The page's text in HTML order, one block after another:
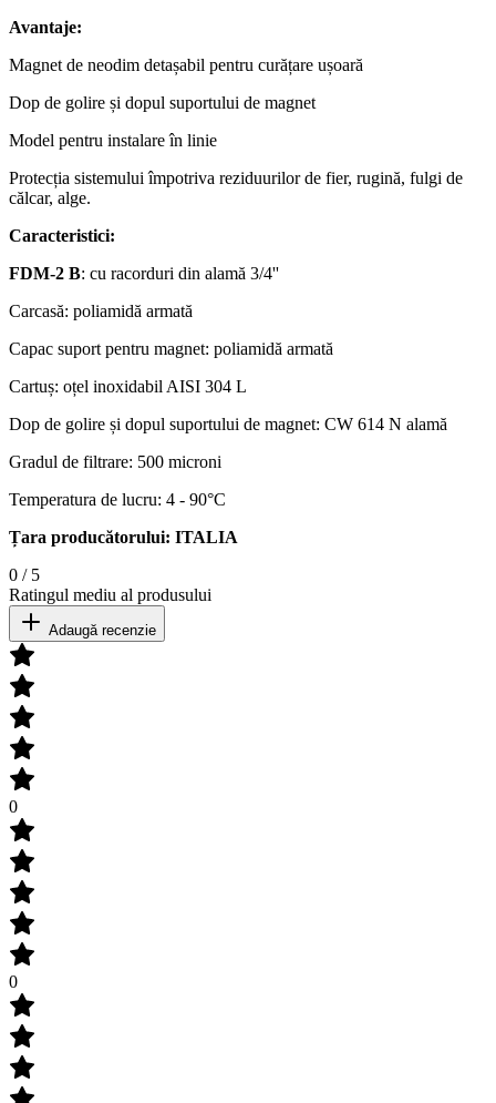
Avantaje:
Magnet de neodim detașabil pentru curățare ușoară
Dop de golire și dopul suportului de magnet
Model pentru instalare în linie
Protecția sistemului împotriva reziduurilor de fier, rugină, fulgi de
călcar, alge.
Caracteristici:
FDM-2 B: cu racorduri din alamă 3/4''
Carcasă: poliamidă armată
Capac suport pentru magnet: poliamidă armată
Cartuș: oțel inoxidabil AISI 304 L
Dop de golire și dopul suportului de magnet: CW 614 N alamă
Gradul de filtrare: 500 microni
Temperatura de lucru: 4 - 90°C
Țara producătorului: ITALIA
0 / 5
Ratingul mediu al produsului
Adaugă recenzie
0
0